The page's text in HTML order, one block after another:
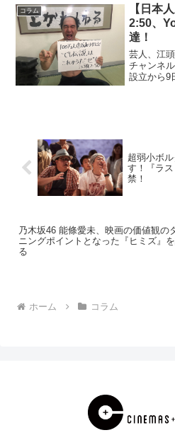
（ラブレ
ィアンズ
コラム
【日本
2:50、
達！
芸人、江
チャンネ
設立から9
超弱小ボ
す！『ラ
禁！
乃木坂46 能條愛未、映画の価値観の
ニングポイントとなった『ヒミズ』
る
ホーム コラム